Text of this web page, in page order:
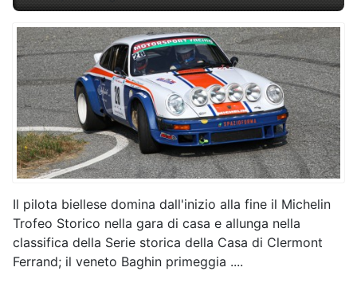
Il pilota biellese domina dall'inizio alla fine il Michelin
Trofeo Storico nella gara di casa e allunga nella
classifica della Serie storica della Casa di Clermont
Ferrand; il veneto Baghin primeggia ....